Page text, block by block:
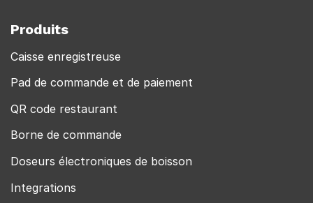
Produits
Caisse enregistreuse
Pad de commande et de paiement
QR code restaurant
Borne de commande
Doseurs électroniques de boisson
Integrations